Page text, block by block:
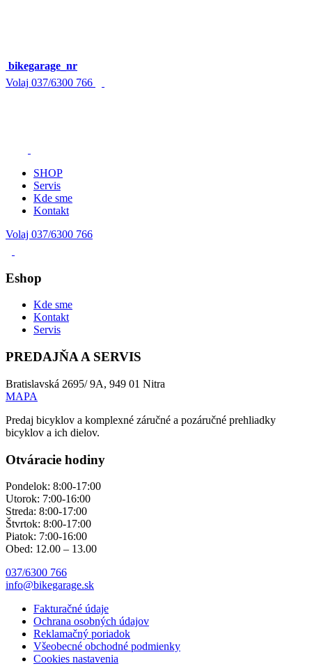
bikegarage_nr
Volaj 037/6300 766
SHOP
Servis
Kde sme
Kontakt
Volaj 037/6300 766
Eshop
Kde sme
Kontakt
Servis
PREDAJŇA A SERVIS
Bratislavská 2695/ 9A, 949 01 Nitra
MAPA
Predaj bicyklov a komplexné záručné a pozáručné prehliadky
bicyklov a ich dielov.
Otváracie hodiny
Pondelok: 8:00-17:00
Utorok: 7:00-16:00
Streda: 8:00-17:00
Štvrtok: 8:00-17:00
Piatok: 7:00-16:00
Obed: 12.00 – 13.00
037/6300 766
info@bikegarage.sk
Fakturačné údaje
Ochrana osobných údajov
Reklamačný poriadok
Všeobecné obchodné podmienky
Cookies nastavenia